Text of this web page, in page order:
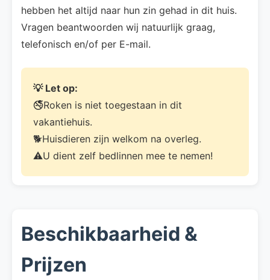
hebben het altijd naar hun zin gehad in dit huis.
Vragen beantwoorden wij natuurlijk graag,
telefonisch en/of per E-mail.
💡 Let op:
🚭Roken is niet toegestaan in dit
vakantiehuis.
🐕Huisdieren zijn welkom na overleg.
⚠️U dient zelf bedlinnen mee te nemen!
Beschikbaarheid &
Prijzen